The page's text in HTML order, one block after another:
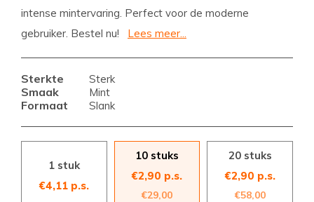
intense mintervaring. Perfect voor de moderne
gebruiker. Bestel nu!
Lees meer...
Sterkte Sterk
Smaak Mint
Formaat Slank
1 stuk
€4,11 p.s.
10 stuks
€2,90 p.s.
€29,00
20 stuks
€2,90 p.s.
€58,00